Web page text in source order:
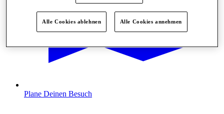
Plane Deinen Besuch
Alle Cookies ablehnen Alle Cookies annehmen